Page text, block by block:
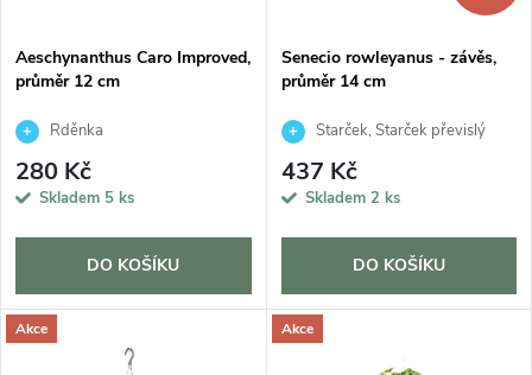
p
r
o
d
u
s
p
r
o
d
u
Aeschynanthus Caro Improved,
průměr 12 cm
Rděnka
280 Kč
Skladem 5 ks
DO KOŠÍKU
Senecio rowleyanus - závěs,
průměr 14 cm
Starček, Starček převislý
437 Kč
Skladem 2 ks
DO KOŠÍKU
Akce Akce